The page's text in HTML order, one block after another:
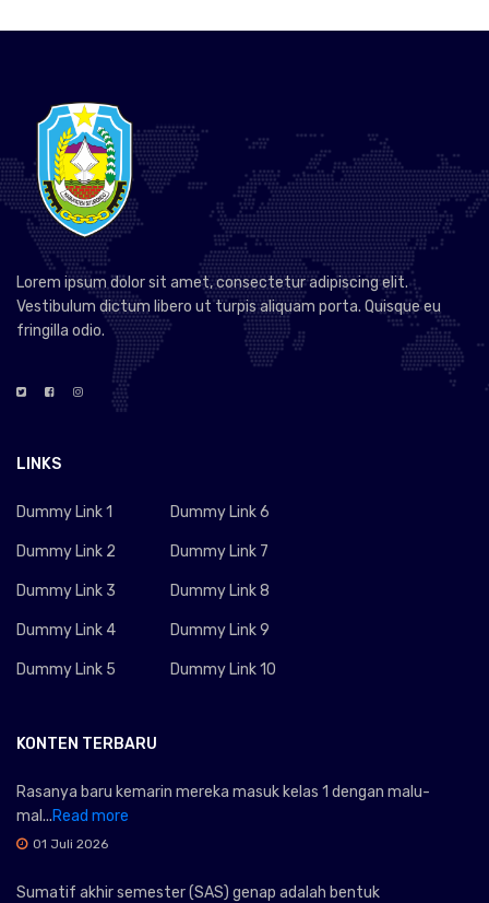
Lorem ipsum dolor sit amet, consectetur adipiscing elit.
Vestibulum dictum libero ut turpis aliquam porta. Quisque eu
fringilla odio.
LINKS
Dummy Link 1
Dummy Link 2
Dummy Link 3
Dummy Link 4
Dummy Link 5
Dummy Link 6
Dummy Link 7
Dummy Link 8
Dummy Link 9
Dummy Link 10
KONTEN TERBARU
Rasanya baru kemarin mereka masuk kelas 1 dengan malu-
mal...Read more
01 Juli 2026
Sumatif akhir semester (SAS) genap adalah bentuk